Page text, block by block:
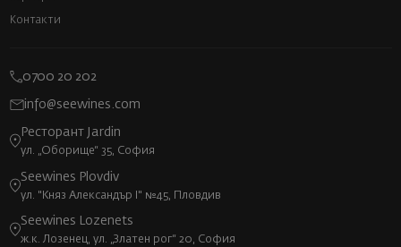
Контакти
0700 20 202
info@seewines.com
Ресторант Jardin
ул. „Оборище“ 35, София
Seewines Plovdiv
ул. "Княз Александър I" №45, Пловдив
Seewines Lozenets
ж.к. Лозенец, ул. „Златен рог“ 20, София